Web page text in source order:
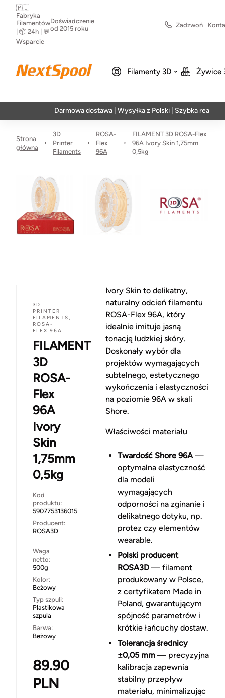
🇵🇱
Fabryka
Filamentów
| 📦 24h | 💬
Wsparcie
Doświadczenie
od 2015 roku
Zadzwoń
Filamenty 3D Żywice
Darmowa dostawa | Wysyłka z Polski | Szybka realizacja w
Strona
główna
3D
Printer
Filaments
ROSA-
Flex
96A
FILAMENT 3D ROSA-Flex
96A Ivory Skin 1,75mm
0,5kg
3D
PRINTER
FILAMENTS,
ROSA-
FLEX 96A
FILAMENT
3D
ROSA-
Flex
96A
Ivory
Skin
1,75mm
0,5kg
Kod
produktu:
5907753136015
Producent:
ROSA3D
Waga
netto:
500g
Kolor:
Beżowy
Typ szpuli:
Plastikowa
szpula
Barwa:
Beżowy
89.90
PLN
Ivory Skin to delikatny,
naturalny odcień filamentu
ROSA-Flex 96A, który
idealnie imituje jasną
tonację ludzkiej skóry.
Doskonały wybór dla
projektów wymagających
subtelnego, estetycznego
wykończenia i elastyczności
na poziomie 96A w skali
Shore.
Właściwości materiału
Twardość Shore 96A—
optymalna elastyczność
dla modeli
wymagających
odporności na zginanie i
delikatnego dotyku, np.
protez czy elementów
wearable.
Polski producent
ROSA3D— filament
produkowany w Polsce,
z certyfikatem Made in
Poland, gwarantującym
spójność parametrów i
krótkie łańcuchy dostaw.
Tolerancja średnicy
±0,05 mm— precyzyjna
kalibracja zapewnia
stabilny przepływ
materiału, minimalizując